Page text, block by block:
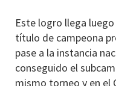
Este logro llega
título de campeona
pase a la instancia
conseguido el
mismo torneo y en el